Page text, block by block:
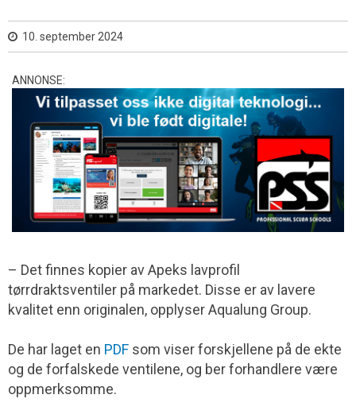
10. september 2024
ANNONSE:
– Det finnes kopier av Apeks lavprofil
tørrdraktsventiler på markedet. Disse er av lavere
kvalitet enn originalen, opplyser Aqualung Group.
De har laget en PDF som viser forskjellene på de ekte
og de forfalskede ventilene, og ber forhandlere være
oppmerksomme.